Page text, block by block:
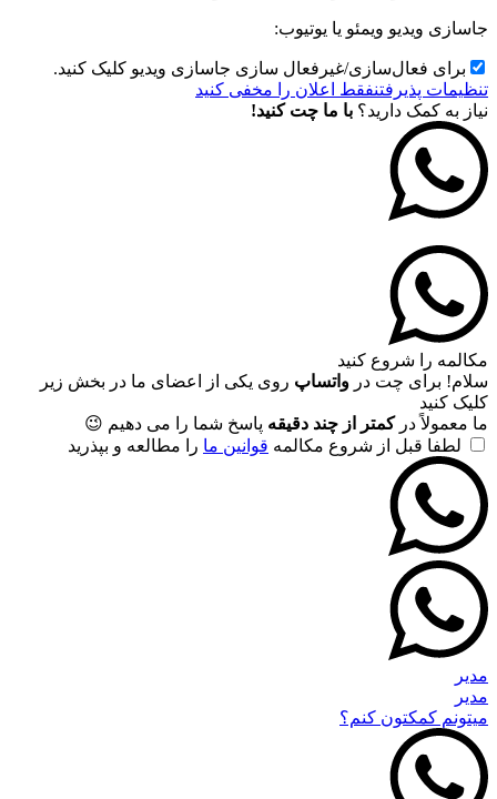
جاسازی ویدیو ویمئو یا یوتیوب:
برای فعال‌سازی/غیرفعال سازی جاسازی ویدیو کلیک کنید.
تنظیمات پذیرفتنفقط اعلان را مخفی کنید
نیاز به کمک دارید؟ با ما چت کنید!
مکالمه را شروع کنید
سلام! برای چت در واتساپ روی یکی از اعضای ما در بخش زیر
کلیک کنید
ما معمولاً درکمتر از چند دقیقه پاسخ شما را می دهیم 😉
لطفا قبل از شروع مکالمه قوانین ما را مطالعه و بپذرید
مدیر
مدیر
میتونم کمکتون کنم؟